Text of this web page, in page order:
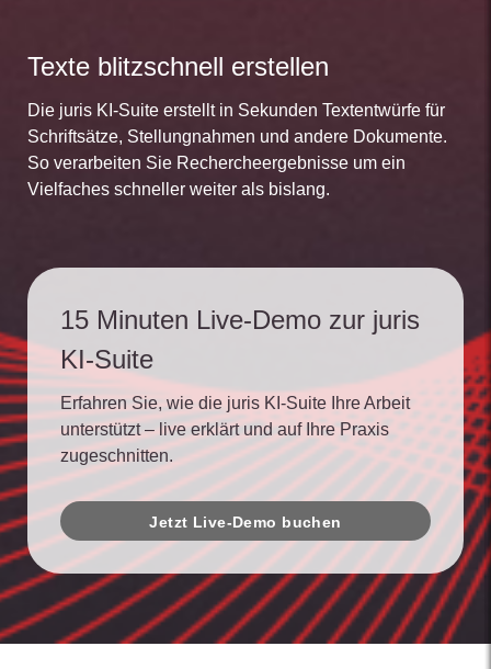
Texte blitzschnell erstellen
Die juris KI-Suite erstellt in Sekunden Textentwürfe für
Schriftsätze, Stellungnahmen und andere Dokumente.
So verarbeiten Sie Rechercheergebnisse um ein
Vielfaches schneller weiter als bislang.
15 Minuten Live-Demo zur juris
KI-Suite
Erfahren Sie, wie die juris KI-Suite Ihre Arbeit
unterstützt – live erklärt und auf Ihre Praxis
zugeschnitten.
Jetzt Live-Demo buchen